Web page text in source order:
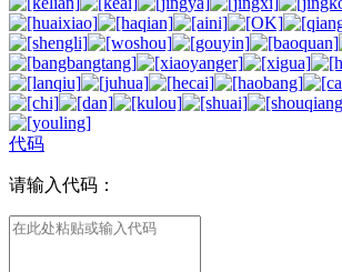
代码
请输入代码：